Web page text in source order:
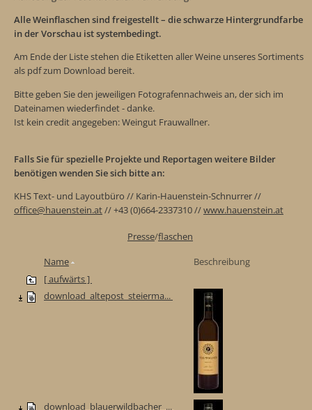
Alle Weinflaschen sind freigestellt – die schwarze Hintergrundfarbe
in der Vorschau ist systembedingt.
Am Ende der Liste stehen die Etiketten aller Weine unseres Sortiments
als pdf zum Download bereit.
Bitte geben Sie den jeweiligen Fotografennachweis an, der sich im
Dateinamen wiederfindet - danke.
Ist kein credit angegeben: Weingut Frauwallner.
Falls Sie für spezielle Projekte und Reportagen weitere Bilder
benötigen wenden Sie sich bitte an:
KHS Text- und Layoutbüro // Karin-Hauenstein-Schnurrer //
office@hauenstein.at// +43 (0)664-2337310 //www.hauenstein.at
Presse/flaschen
Name
Beschreibung
[ aufwärts ]
download_altepost_steierma...
download_blauerwildbacher_...